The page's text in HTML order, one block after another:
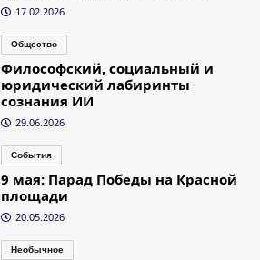
17.02.2026
Общество
Философский, социальный и
юридический лабиринты
сознания ИИ
29.06.2026
События
9 мая: Парад Победы на Красной
площади
20.05.2026
Необычное